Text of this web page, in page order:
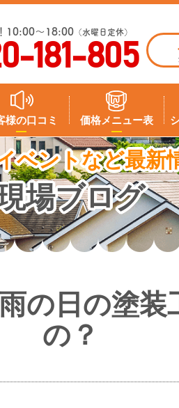
10:00～18:00 （水曜日定休）
181-805
様の口コミ 価格メニュー表
ベントなど最新
場ブログ
の日の塗
の？